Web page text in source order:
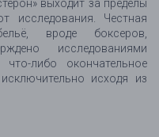
выходит за пределы
исследования. Честная
вроде боксеров,
исследованиями
либо окончательное
исходя из